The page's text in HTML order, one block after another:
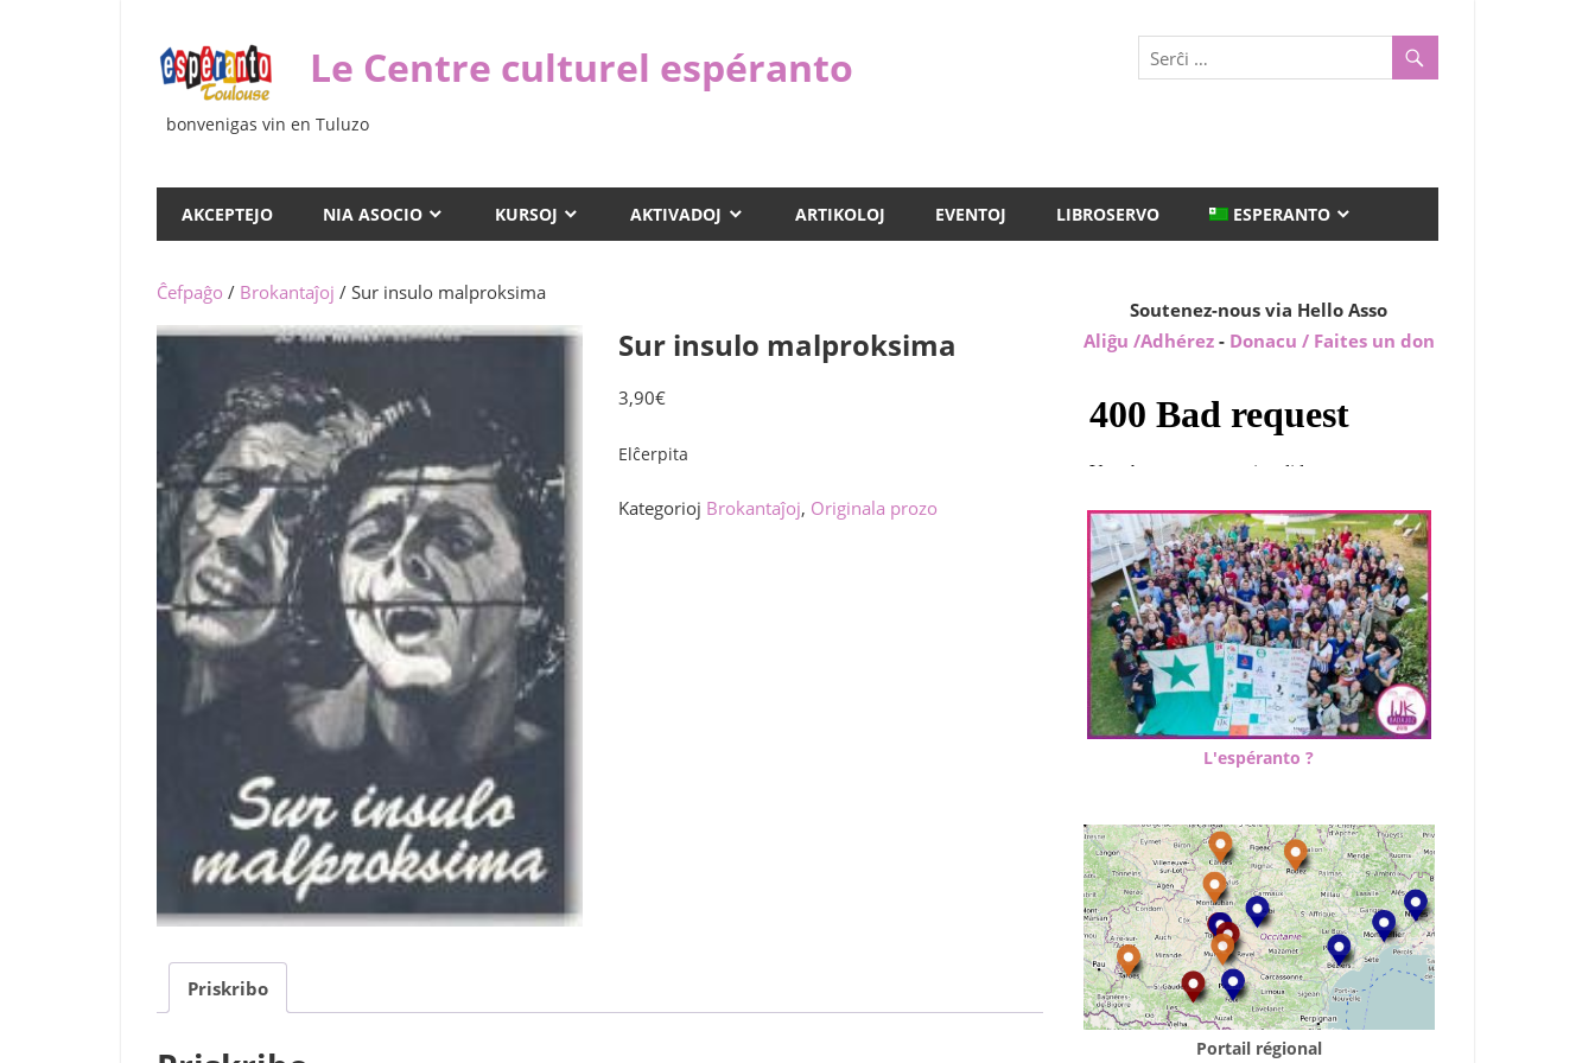
enhavo
Le Centre culturel espéranto
bonvenigas vin en Tuluzo
AKCEPTEJO NIA ASOCIO KURSOJ AKTIVADOJ ARTIKOLOJ EVENTOJ LIBROSERVO ESPERANTO
Ĉefpaĝo / Brokantaĵoj / Sur insulo malproksima
Sur insulo malproksima
3,90€
Elĉerpita
Kategorioj Brokantaĵoj, Originala prozo
Priskribo
Soutenez-nous via Hello Asso
Aliĝu /Adhérez - Donacu / Faites un don
L'espéranto ?
Portail régional